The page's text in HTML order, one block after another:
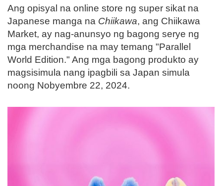
Ang opisyal na online store ng super sikat na
Japanese manga na Chiikawa, ang Chiikawa
Market, ay nag-anunsyo ng bagong serye ng
mga merchandise na may temang "Parallel
World Edition." Ang mga bagong produkto ay
magsisimula nang ipagbili sa Japan simula
noong Nobyembre 22, 2024.